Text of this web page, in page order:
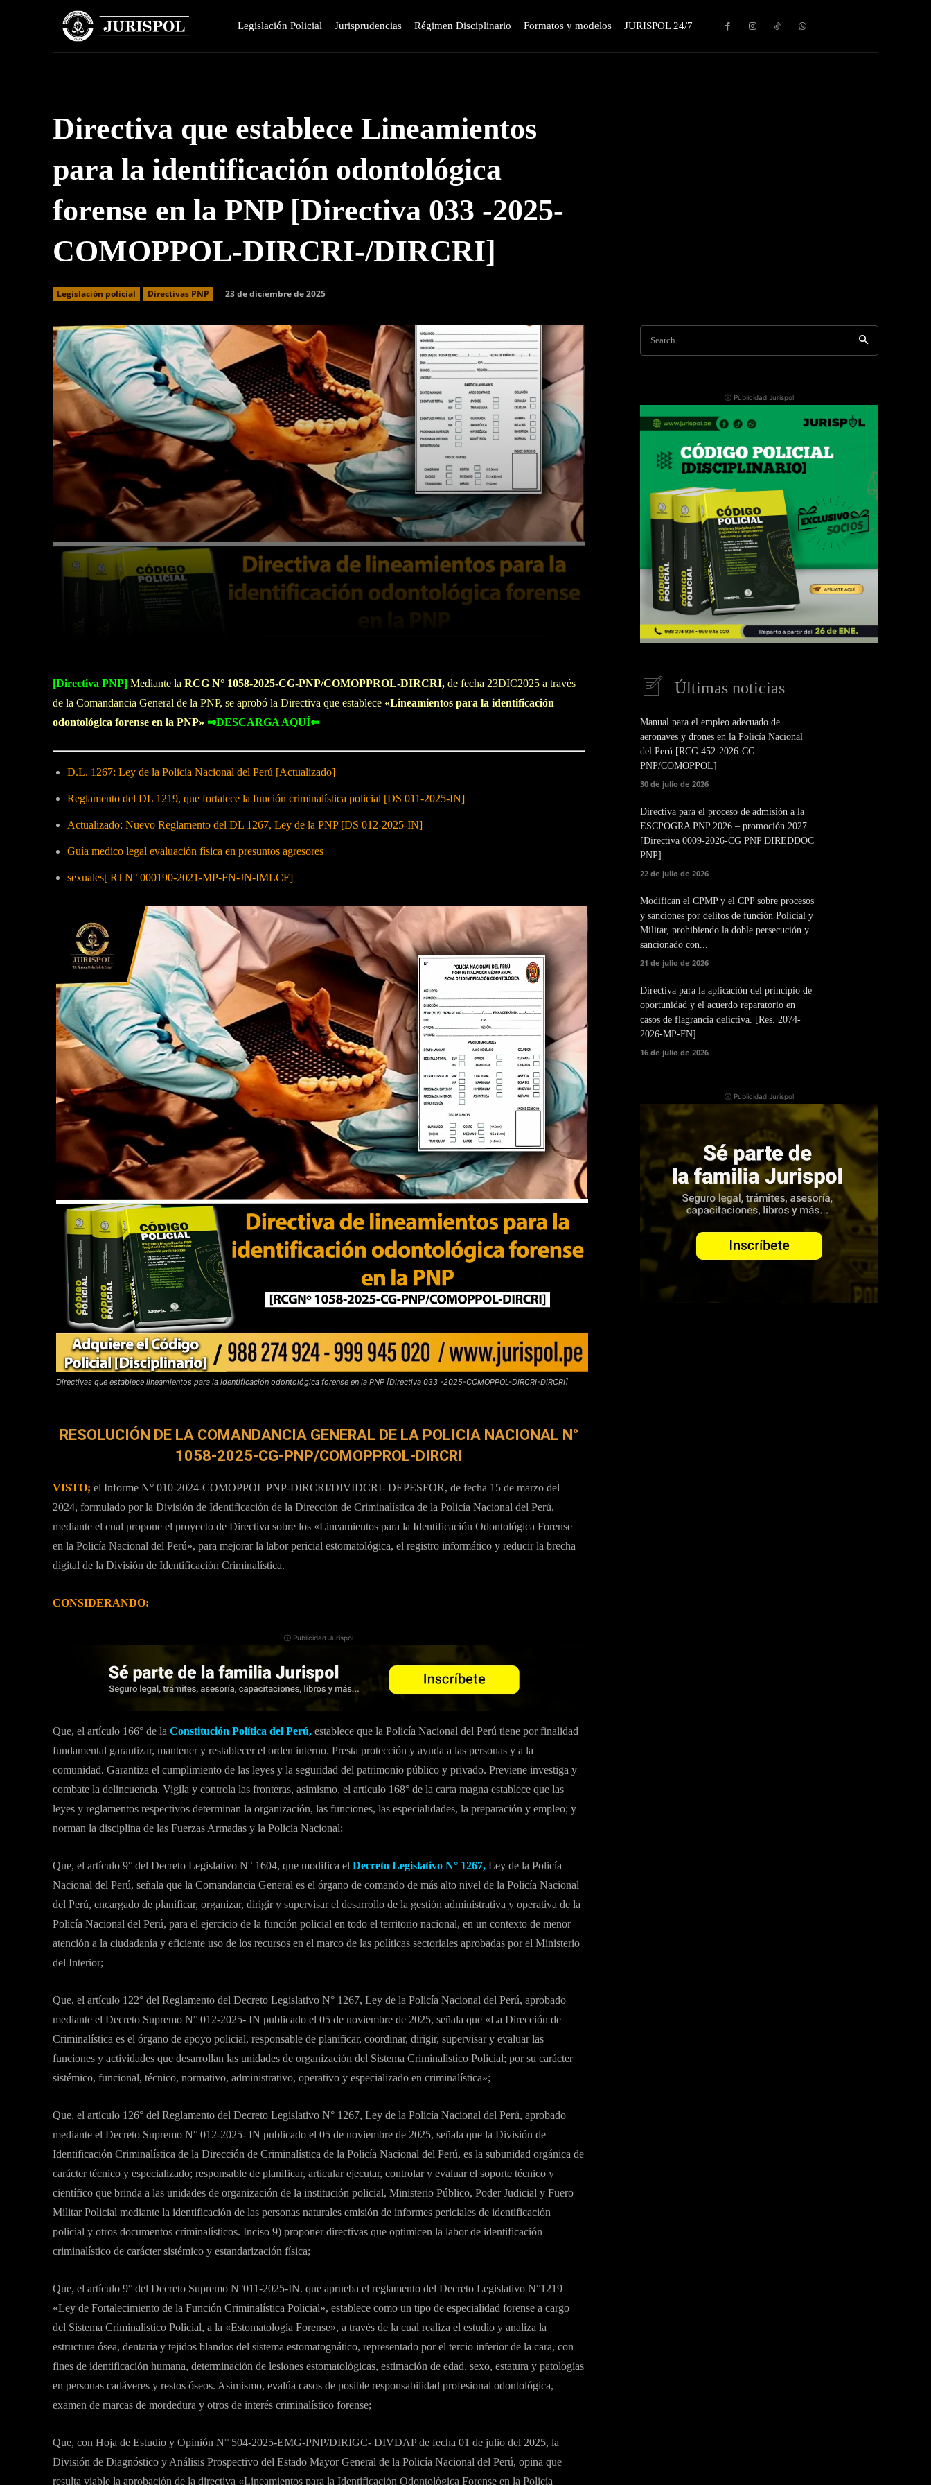
Legislación Policial Jurisprudencias Régimen Disciplinario Formatos y modelos JURISPOL 24/7
Directiva que establece Lineamientos
para la identificación odontológica
forense en la PNP [Directiva 033 -2025-
COMOPPOL-DIRCRI-/DIRCRI]
Legislación policial Directivas PNP 23 de diciembre de 2025
Linkedin
[Directiva PNP] Mediante la RCG N° 1058-2025-CG-PNP/COMOPPROL-DIRCRI, de fecha 23DIC2025 a través
de la Comandancia General de la PNP, se aprobó la Directiva que establece «Lineamientos para la identificación
odontológica forense en la PNP» ⇒DESCARGA AQUÍ⇐
D.L. 1267: Ley de la Policía Nacional del Perú [Actualizado]
Reglamento del DL 1219, que fortalece la función criminalística policial [DS 011-2025-IN]
Actualizado: Nuevo Reglamento del DL 1267, Ley de la PNP [DS 012-2025-IN]
Guía medico legal evaluación física en presuntos agresores
sexuales[ RJ N° 000190-2021-MP-FN-JN-IMLCF]
Directivas que establece lineamientos para la identificación odontológica forense en la PNP [Directiva 033 -2025-COMOPPOL-DIRCRI-DIRCRI]
RESOLUCIÓN DE LA COMANDANCIA GENERAL DE LA POLICIA NACIONAL N°
1058-2025-CG-PNP/COMOPPROL-DIRCRI
VISTO; el Informe N° 010-2024-COMOPPOL PNP-DIRCRI/DIVIDCRI- DEPESFOR, de fecha 15 de marzo del
2024, formulado por la División de Identificación de la Dirección de Criminalística de la Policía Nacional del Perú,
mediante el cual propone el proyecto de Directiva sobre los «Lineamientos para la Identificación Odontológica Forense
en la Policía Nacional del Perú», para mejorar la labor pericial estomatológica, el registro informático y reducir la brecha
digital de la División de Identificación Criminalística.
CONSIDERANDO:
ⓘ Publicidad Jurispol
Que, el artículo 166° de la Constitución Política del Perú, establece que la Policía Nacional del Perú tiene por finalidad
fundamental garantizar, mantener y restablecer el orden interno. Presta protección y ayuda a las personas y a la
comunidad. Garantiza el cumplimiento de las leyes y la seguridad del patrimonio público y privado. Previene investiga y
combate la delincuencia. Vigila y controla las fronteras, asimismo, el artículo 168° de la carta magna establece que las
leyes y reglamentos respectivos determinan la organización, las funciones, las especialidades, la preparación y empleo; y
norman la disciplina de las Fuerzas Armadas y la Policía Nacional;
Que, el artículo 9° del Decreto Legislativo N° 1604, que modifica el Decreto Legislativo N° 1267, Ley de la Policía
Nacional del Perú, señala que la Comandancia General es el órgano de comando de más alto nivel de la Policía Nacional
del Perú, encargado de planificar, organizar, dirigir y supervisar el desarrollo de la gestión administrativa y operativa de la
Policía Nacional del Perú, para el ejercicio de la función policial en todo el territorio nacional, en un contexto de menor
atención a la ciudadanía y eficiente uso de los recursos en el marco de las políticas sectoriales aprobadas por el Ministerio
del Interior;
Que, el artículo 122° del Reglamento del Decreto Legislativo N° 1267, Ley de la Policía Nacional del Perú, aprobado
mediante el Decreto Supremo N° 012-2025- IN publicado el 05 de noviembre de 2025, señala que «La Dirección de
Criminalística es el órgano de apoyo policial, responsable de planificar, coordinar, dirigir, supervisar y evaluar las
funciones y actividades que desarrollan las unidades de organización del Sistema Criminalístico Policial; por su carácter
sistémico, funcional, técnico, normativo, administrativo, operativo y especializado en criminalística»;
Que, el artículo 126° del Reglamento del Decreto Legislativo N° 1267, Ley de la Policía Nacional del Perú, aprobado
mediante el Decreto Supremo N° 012-2025- IN publicado el 05 de noviembre de 2025, señala que la División de
Identificación Criminalística de la Dirección de Criminalística de la Policía Nacional del Perú, es la subunidad orgánica de
carácter técnico y especializado; responsable de planificar, articular ejecutar, controlar y evaluar el soporte técnico y
científico que brinda a las unidades de organización de la institución policial, Ministerio Público, Poder Judicial y Fuero
Militar Policial mediante la identificación de las personas naturales emisión de informes periciales de identificación
policial y otros documentos criminalísticos. Inciso 9) proponer directivas que optimicen la labor de identificación
criminalístico de carácter sistémico y estandarización física;
Que, el artículo 9° del Decreto Supremo N°011-2025-IN. que aprueba el reglamento del Decreto Legislativo N°1219
«Ley de Fortalecimiento de la Función Criminalística Policial», establece como un tipo de especialidad forense a cargo
del Sistema Criminalístico Policial, a la «Estomatología Forense», a través de la cual realiza el estudio y analiza la
estructura ósea, dentaria y tejidos blandos del sistema estomatognático, representado por el tercio inferior de la cara, con
fines de identificación humana, determinación de lesiones estomatológicas, estimación de edad, sexo, estatura y patologías
en personas cadáveres y restos óseos. Asimismo, evalúa casos de posible responsabilidad profesional odontológica,
examen de marcas de mordedura y otros de interés criminalístico forense;
Que, con Hoja de Estudio y Opinión N° 504-2025-EMG-PNP/DIRIGC- DIVDAP de fecha 01 de julio del 2025, la
División de Diagnóstico y Análisis Prospectivo del Estado Mayor General de la Policía Nacional del Perú, opina que
resulta viable la aprobación de la directiva «Lineamientos para la Identificación Odontológica Forense en la Policía
Search
ⓘ Publicidad Jurispol
Últimas noticias
Manual para el empleo adecuado de
aeronaves y drones en la Policía Nacional
del Perú [RCG 452-2026-CG
PNP/COMOPPOL]
30 de julio de 2026
Directiva para el proceso de admisión a la
ESCPOGRA PNP 2026 – promoción 2027
[Directiva 0009-2026-CG PNP DIREDDOC
PNP]
22 de julio de 2026
Modifican el CPMP y el CPP sobre procesos
y sanciones por delitos de función Policial y
Militar, prohibiendo la doble persecución y
sancionado con...
21 de julio de 2026
Directiva para la aplicación del principio de
oportunidad y el acuerdo reparatorio en
casos de flagrancia delictiva. [Res. 2074-
2026-MP-FN]
16 de julio de 2026
ⓘ Publicidad Jurispol